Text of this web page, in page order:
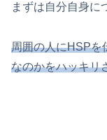
まずは自分自身に
周囲の人にHSPを
なのかをハッキリ